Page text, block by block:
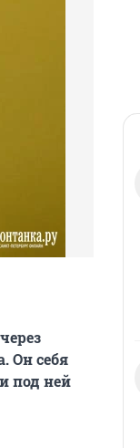
Он себя
под ней